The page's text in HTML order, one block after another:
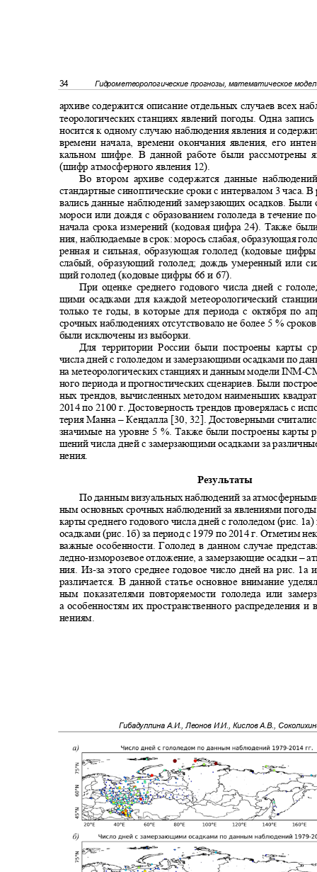
34 Гидрометеорологические прогнозы, математическое
архиве содержится описание отдельных случаев всех
теорологических станциях явлений погоды. Одна
носится к одному случаю наблюдения явления и
времени начала, времени окончания явления, его
кальном шифре. В данной работе были рассмотрены
(шифр атмосферного явления 12).
Во втором архиве содержатся данные
стандартные синоптические сроки с интервалом 3 часа.
вались данные наблюдений замерзающих осадков.
мороси или дождя с образованием гололеда в течение
начала срока измерений (кодовая цифра 24). Также
ния, наблюдаемые в срок: морось слабая, образующая
ренная и сильная, образующая гололед (кодовые
слабый, образующий гололед; дождь умеренный или
щий гололед (кодовые цифры 66 и 67).
При оценке среднего годового числа дней с
щими осадками для каждой метеорологический
только те годы, в которые для периода с октября по
срочных наблюдениях отсутствовало не более 5 %
были исключены из выборки.
Для территории России были построены карты
числа дней с гололедом и замерзающими осадками по
на метеорологических станциях и данным моделиINM-
ного периода и прогностических сценариев. Были
ных трендов, вычисленных методом наименьших
2014 по 2100 г. Достоверность трендов проверялась с
терия Манна ‒ Кендалла [30, 32]. Достоверными
значимые на уровне 5 %. Также были построены карты
шений числа дней с замерзающими осадками за
нения.
Результаты
По данным визуальных наблюдений за
ным основных срочных наблюдений за явлениями
карты среднего годового числа дней с гололедом (рис.
осадками (рис. 1б) за период с 1979 по 2014 г. Отметим
важные особенности. Гололед в данном случае
ледно-изморозевое отложение, а замерзающие осадки–
ния. Из-за этого среднее годовое число дней на рис.
различается. В данной статье основное внимание
ным показателями повторяемости гололеда или
а особенностям их пространственного распределения
нениям.
Гибадуллина А.И., Леонов И.И., Кислов А.В.,